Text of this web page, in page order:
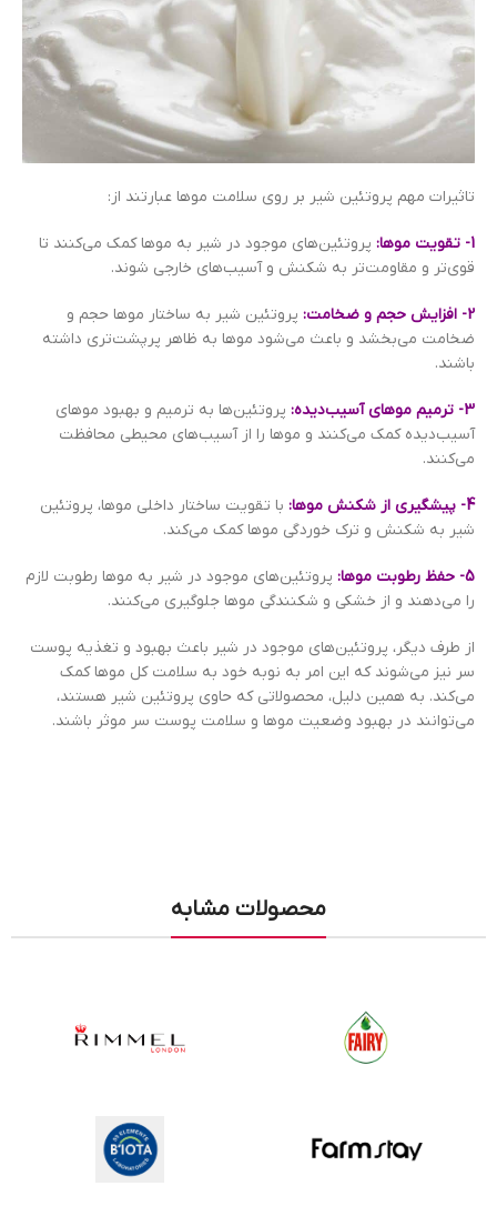
تاثیرات مهم پروتئین شیر بر روی سلامت موها عبارتند از:
1- تقویت موها:
پروتئین‌های موجود در شیر به موها کمک می‌کنند تا
قوی‌تر و مقاومت‌تر به شکنش و آسیب‌های خارجی شوند.
2- افزایش حجم و ضخامت:
پروتئین شیر به ساختار موها حجم و
ضخامت می‌بخشد و باعث می‌شود موها به ظاهر پرپشت‌تری داشته
باشند.
3- ترمیم موهای آسیب‌دیده:
پروتئین‌ها به ترمیم و بهبود موهای
آسیب‌دیده کمک می‌کنند و موها را از آسیب‌های محیطی محافظت
می‌کنند.
4- پیشگیری از شکنش موها:
با تقویت ساختار داخلی موها، پروتئین
شیر به شکنش و ترک خوردگی موها کمک می‌کند.
5- حفظ رطوبت موها:
پروتئین‌های موجود در شیر به موها رطوبت لازم
را می‌دهند و از خشکی و شکنندگی موها جلوگیری می‌کنند.
از طرف دیگر، پروتئین‌های موجود در شیر باعث بهبود و تغذیه پوست
سر نیز می‌شوند که این امر به نوبه خود به سلامت کل موها کمک
می‌کند. به همین دلیل، محصولاتی که حاوی پروتئین شیر هستند،
می‌توانند در بهبود وضعیت موها و سلامت پوست سر موثر باشند.
محصولات مشابه